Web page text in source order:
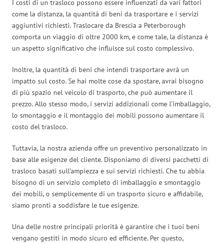
I costi di un trasloco possono essere influenzati da vari fattori
come la distanza, la quantità di beni da trasportare e i servizi
aggiuntivi richiesti. Traslocare da Brescia a Peterborough
comporta un viaggio di oltre 2000 km, e come tale, la distanza è
un aspetto significativo che influisce sul costo complessivo.
Inoltre, la quantità di beni che intendi trasportare avrà un
impatto sul costo. Se hai molte cose da spostare, avrai bisogno
di più spazio nel veicolo di trasporto, che può aumentare il
prezzo. Allo stesso modo, i servizi addizionali come l’imballaggio,
lo smontaggio e il montaggio dei mobili possono aumentare il
costo del trasloco.
Tuttavia, la nostra azienda offre un preventivo personalizzato in
base alle esigenze del cliente. Disponiamo di diversi pacchetti di
trasloco basati sull’ampiezza e sui servizi richiesti. Che tu abbia
bisogno di un servizio completo di imballaggio e smontaggio
dei mobili, o semplicemente di un trasporto sicuro e affidabile,
siamo pronti a soddisfare le tue esigenze.
Una delle nostre principali priorità è garantire che i tuoi beni
vengano gestiti in modo sicuro ed efficiente. Per questo,